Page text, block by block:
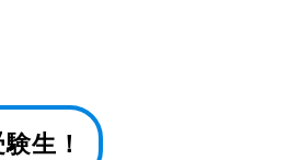
生！